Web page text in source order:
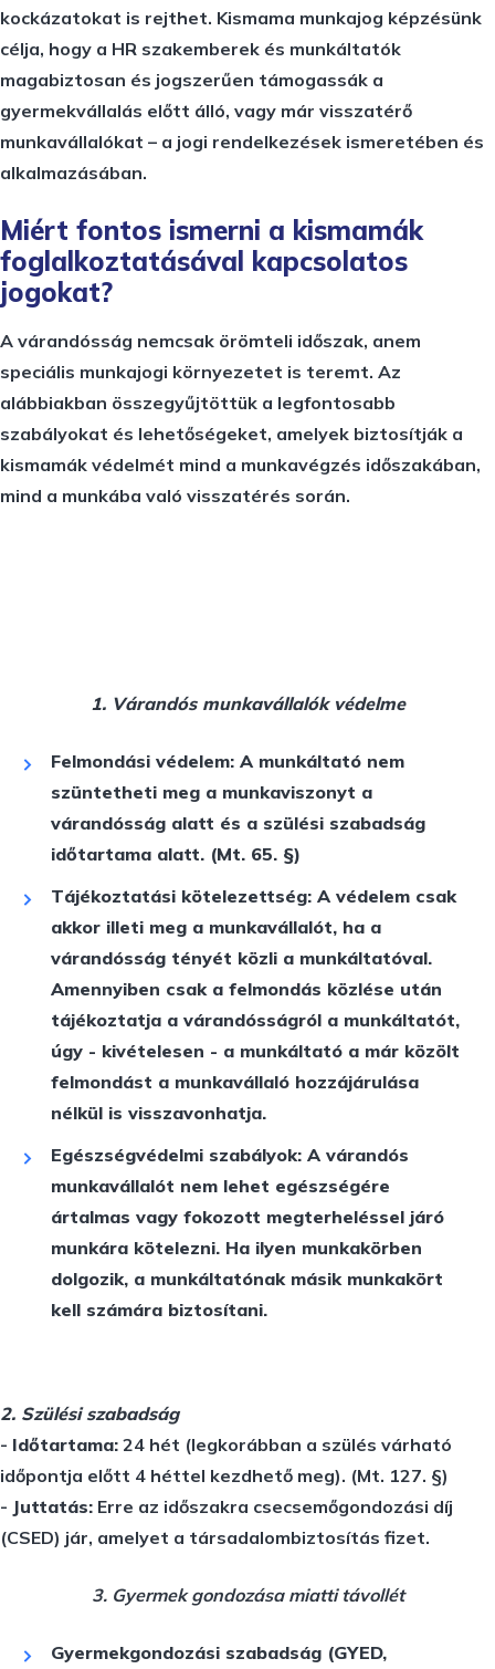
kockázatokat is rejthet. Kismama munkajog képzésünk
célja, hogy a HR szakemberek és munkáltatók
magabiztosan és jogszerűen támogassák a
gyermekvállalás előtt álló, vagy már visszatérő
munkavállalókat – a jogi rendelkezések ismeretében és
alkalmazásában.
Miért fontos ismerni a kismamák
foglalkoztatásával kapcsolatos
jogokat?
A várandósság nemcsak örömteli időszak, anem
speciális munkajogi környezetet is teremt. Az
alábbiakban összegyűjtöttük a legfontosabb
szabályokat és lehetőségeket, amelyek biztosítják a
kismamák védelmét mind a munkavégzés időszakában,
mind a munkába való visszatérés során.
1. Várandós munkavállalók védelme
Felmondási védelem:A munkáltató nem
szüntetheti meg a munkaviszonyt a
várandósság alatt és a szülési szabadság
időtartama alatt. (Mt. 65. §)
Tájékoztatási kötelezettség:A védelem csak
akkor illeti meg a munkavállalót, ha a
várandósság tényét közli a munkáltatóval.
Amennyiben csak a felmondás közlése után
tájékoztatja a várandósságról a munkáltatót,
úgy - kivételesen - a munkáltató a már közölt
felmondást a munkavállaló hozzájárulása
nélkül is visszavonhatja.
Egészségvédelmi szabályok: A várandós
munkavállalót nem lehet egészségére
ártalmas vagy fokozott megterheléssel járó
munkára kötelezni. Ha ilyen munkakörben
dolgozik, a munkáltatónak másik munkakört
kell számára biztosítani.
2. Szülési szabadság
- Időtartama: 24 hét (legkorábban a szülés várható
időpontja előtt 4 héttel kezdhető meg). (Mt. 127. §)
- Juttatás: Erre az időszakra csecsemőgondozási díj
(CSED) jár, amelyet a társadalombiztosítás fizet.
3. Gyermek gondozása miatti távollét
Gyermekgondozási szabadság (GYED,